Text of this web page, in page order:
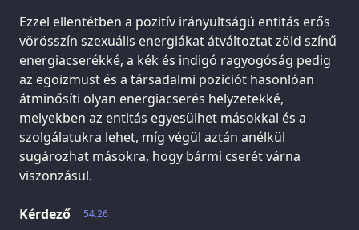
Ezzel ellentétben a pozitív irányultságú entitás erős
vörösszín szexuális energiákat átváltoztat zöld színű
energiacserékké, a kék és indigó ragyogóság pedig
az egoizmust és a társadalmi pozíciót hasonlóan
átminősíti olyan energiacserés helyzetekké,
melyekben az entitás egyesülhet másokkal és a
szolgálatukra lehet, míg végül aztán anélkül
sugározhat másokra, hogy bármi cserét várna
viszonzásul.
54.26
Kérdező